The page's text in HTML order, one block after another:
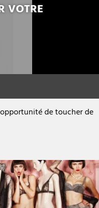
VOTRE
de toucher de